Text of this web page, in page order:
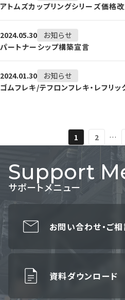
アトムズカップリングシリーズ価格
2024.05.30
お知らせ
パートナーシップ構築宣言
2024.01.30
お知らせ
ゴムフレキ/テフロンフレキ・レフリ
1 2 …
Support
サポートメニュー
お問い合わせ・ご
資料ダウンロード